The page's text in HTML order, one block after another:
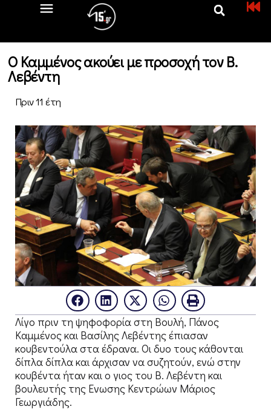
Ο Καμμένος ακούει με προσοχή τον Β.
Λεβέντη
Πριν 11 έτη
Λίγο πριν τη ψηφοφορία στη Βουλή, Πάνος
Καμμένος και Βασίλης Λεβέντης έπιασαν
κουβεντούλα στα έδρανα. Οι δυο τους κάθονται
δίπλα δίπλα και άρχισαν να συζητούν, ενώ στην
κουβέντα ήταν και ο γιος του Β. Λεβέντη και
βουλευτής της Ενωσης Κεντρώων Μάριος
Γεωργιάδης.